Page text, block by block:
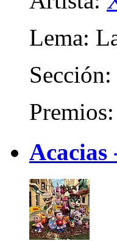
Lema:
Sección:
Acacias